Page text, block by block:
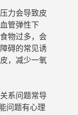
力会导致皮
管弹性下
物过多，会
碍的常见诱
，减少一氧
系问题常导
问题有心理